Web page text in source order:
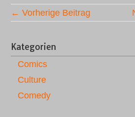
← Vorherige Beitrag
Kategorien
Comics
Culture
Comedy